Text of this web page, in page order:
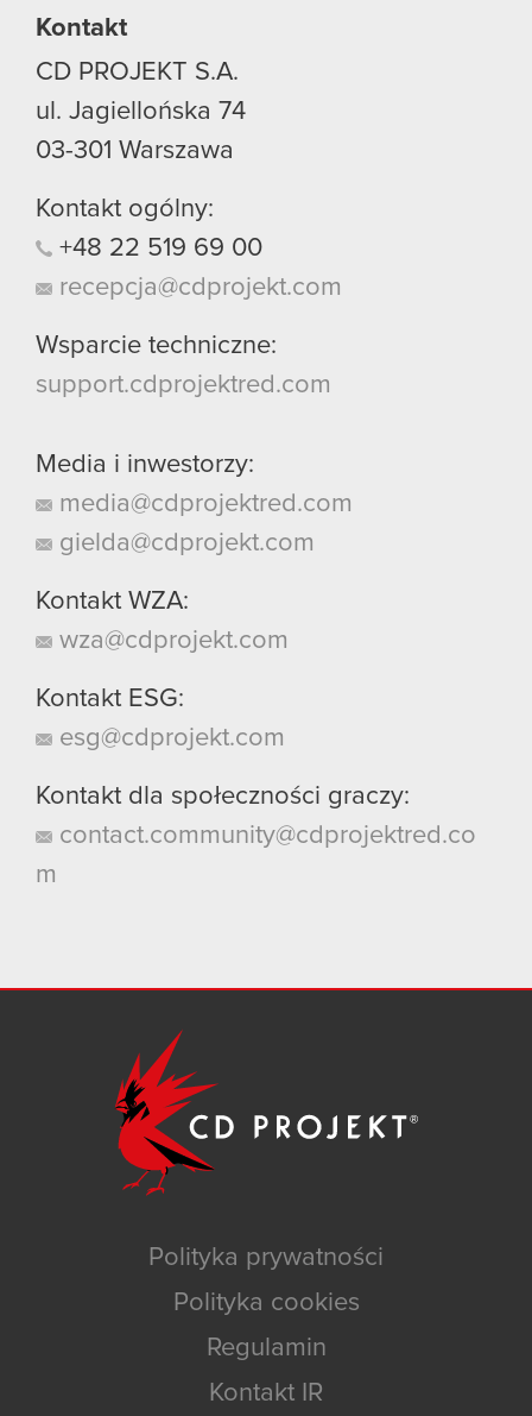
Kontakt
CD PROJEKT S.A.
ul. Jagiellońska 74
03-301 Warszawa
Kontakt ogólny:
+48 22 519 69 00
recepcja@cdprojekt.com
Wsparcie techniczne:
support.cdprojektred.com
Media i inwestorzy:
media@cdprojektred.com
gielda@cdprojekt.com
Kontakt WZA:
wza@cdprojekt.com
Kontakt ESG:
esg@cdprojekt.com
Kontakt dla społeczności graczy:
contact.community@cdprojektred.co
m
Polityka prywatności
Polityka cookies
Regulamin
Kontakt IR